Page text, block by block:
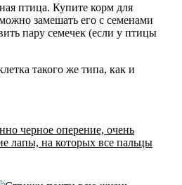
птица. Купите корм для
замешать его с семенами
пару семечек (если у птицы
такого же типа, как и
черное оперение, очень
лапы, на которых все пальцы